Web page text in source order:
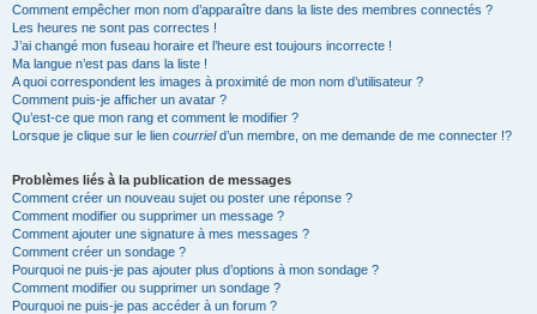
Comment empêcher mon nom d’apparaître dans la liste des membres connectés ?
Les heures ne sont pas correctes !
J’ai changé mon fuseau horaire et l’heure est toujours incorrecte !
Ma langue n’est pas dans la liste !
A quoi correspondent les images à proximité de mon nom d’utilisateur ?
Comment puis-je afficher un avatar ?
Qu’est-ce que mon rang et comment le modifier ?
Lorsque je clique sur le lien courrield’un membre, on me demande de me connecter !?
Problèmes liés à la publication de messages
Comment créer un nouveau sujet ou poster une réponse ?
Comment modifier ou supprimer un message ?
Comment ajouter une signature à mes messages ?
Comment créer un sondage ?
Pourquoi ne puis-je pas ajouter plus d’options à mon sondage ?
Comment modifier ou supprimer un sondage ?
Pourquoi ne puis-je pas accéder à un forum ?